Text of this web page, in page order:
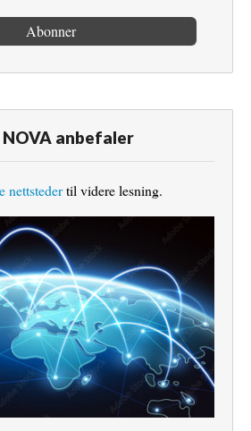
NOVA anbefaler
nettstedertil videre lesning.